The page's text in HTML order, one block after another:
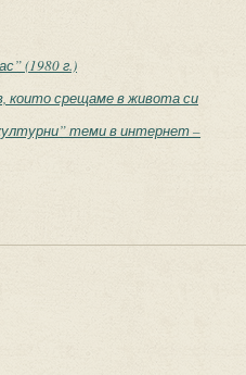
(1980 г.)
които срещаме в живота си
теми в интернет –